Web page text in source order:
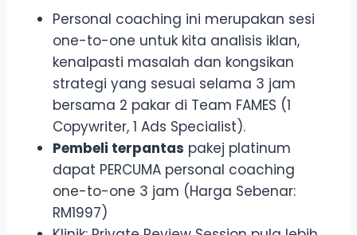
Personal coaching ini merupakan sesi
one-to-one untuk kita analisis iklan,
kenalpasti masalah dan kongsikan
strategi yang sesuai selama 3 jam
bersama 2 pakar di Team FAMES (1
Copywriter, 1 Ads Specialist).
Pembeli terpantas pakej platinum
dapat PERCUMA personal coaching
one-to-one 3 jam (Harga Sebenar:
RM1997)